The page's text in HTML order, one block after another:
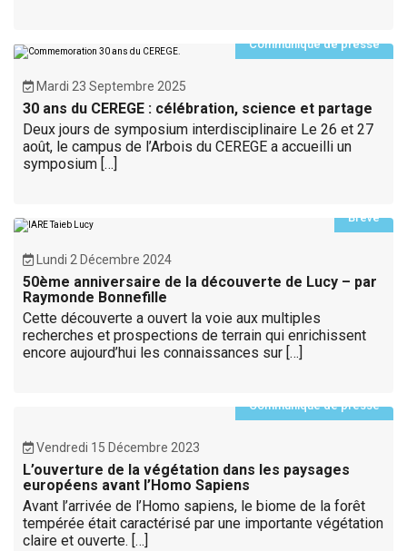
Communiqué de presse
Mardi 23 Septembre 2025
30 ans du CEREGE : célébration, science et partage
Deux jours de symposium interdisciplinaire Le 26 et 27
août, le campus de l’Arbois du CEREGE a accueilli un
symposium […]
Brève
Lundi 2 Décembre 2024
50ème anniversaire de la découverte de Lucy – par
Raymonde Bonnefille
Cette découverte a ouvert la voie aux multiples
recherches et prospections de terrain qui enrichissent
encore aujourd’hui les connaissances sur […]
Communiqué de presse
Vendredi 15 Décembre 2023
L’ouverture de la végétation dans les paysages
européens avant l’Homo Sapiens
Avant l’arrivée de l’Homo sapiens, le biome de la forêt
tempérée était caractérisé par une importante végétation
claire et ouverte. […]